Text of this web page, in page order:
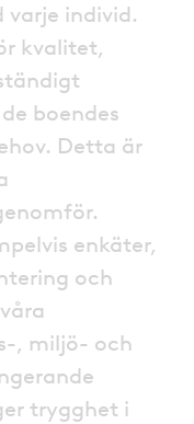
varje individ.
kvalitet,
boendes
Detta är
enkäter,
och
, miljö- och
trygghet i